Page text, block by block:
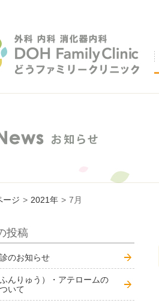
ージ > 2021年 > 7月
投稿
のお知らせ
んりゅう）・アテロームの
いて